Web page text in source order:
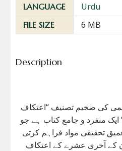
LANGUAGE Urdu
FILE SIZE 6 MB
Description
کی ضخیم تصنیف “اعتکاف
ایک منفرد و جامع کتاب ہے جو
تحقیقی مواد فراہم کرتی
آخری عشرے کے اعتکاف